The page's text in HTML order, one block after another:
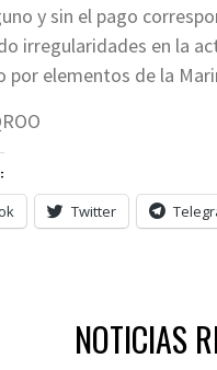
y sin el pago
irregularidades en la
por elementos de la
Twitter
NOTICIAS